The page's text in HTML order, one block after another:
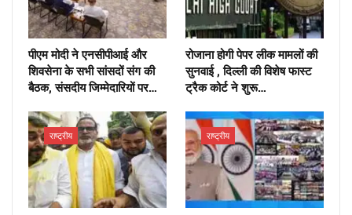
पीएम मोदी ने एनसीपीआई और
शिवसेना के सभी सांसदों संग की
बैठक, संसदीय जिम्मेदारियों पर…
रोजाना होगी पेपर लीक मामलों की
सुनवाई , दिल्ली की विशेष फास्ट
ट्रैक कोर्ट ने शुरू…
राष्ट्रीय राष्ट्रीय